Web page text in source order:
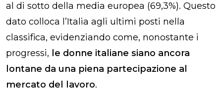
al di sotto della media europea (69,3%). Questo
dato colloca l’Italia agli ultimi posti nella
classifica, evidenziando come, nonostante i
progressi, le donne italiane siano ancora
lontane da una piena partecipazione al
mercato del lavoro.